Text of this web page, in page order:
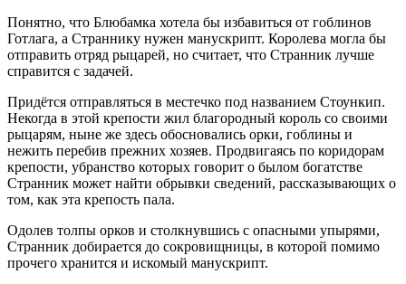
Понятно, что Блюбамка хотела бы избавиться от гоблинов
Готлага, а Страннику нужен манускрипт. Королева могла бы
отправить отряд рыцарей, но считает, что Странник лучше
справится с задачей.
Придётся отправляться в местечко под названием Стоункип.
Некогда в этой крепости жил благородный король со своими
рыцарям, ныне же здесь обосновались орки, гоблины и
нежить перебив прежних хозяев. Продвигаясь по коридорам
крепости, убранство которых говорит о былом богатстве
Странник может найти обрывки сведений, рассказывающих о
том, как эта крепость пала.
Одолев толпы орков и столкнувшись с опасными упырями,
Странник добирается до сокровищницы, в которой помимо
прочего хранится и искомый манускрипт.